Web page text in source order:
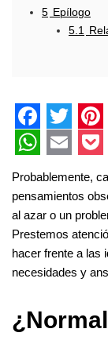
5 Epílogo
5.1
F
a
c
e
b
o
k
T
w
i
t
t
e
P
i
n
t
e
r
s
W
h
a
t
s
p
E
m
a
i
l
P
o
c
k
e
Probablemente,
pensamientos
al azar o un
Prestemos
hacer frente a las
necesidades y